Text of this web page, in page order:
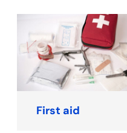
First aid